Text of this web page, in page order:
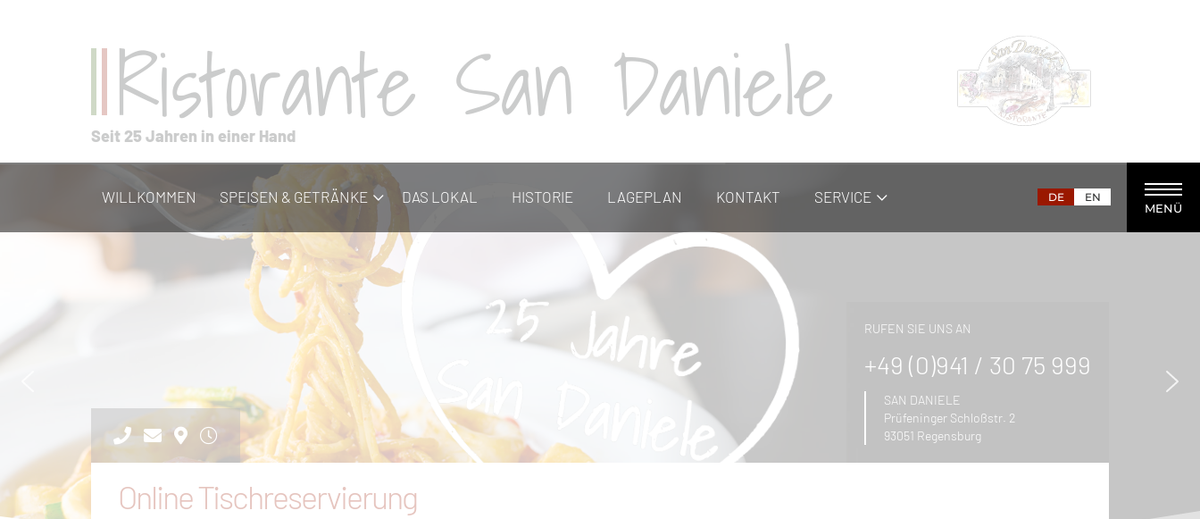
Ristorante San Daniele
Seit 25 Jahren in einer Hand
WILLKOMMEN SPEISEN & GETRÄNKE DAS LOKAL HISTORIE LAGEPLAN KONTAKT SERVICE DE EN
MENÜ
RUFEN SIE UNS AN
+49 (0)941 / 30 75 999
SAN DANIELE
Prüfeninger Schloßstr. 2
93051 Regensburg
Online Tischreservierung